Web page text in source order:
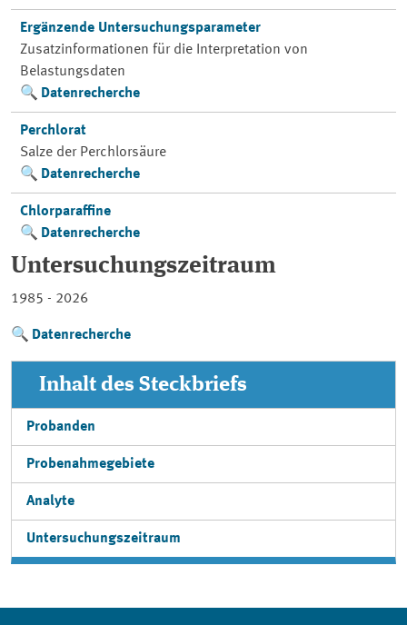
Ergänzende Untersuchungsparameter
Zusatzinformationen für die Interpretation von
Belastungsdaten
Datenrecherche
Perchlorat
Salze der Perchlorsäure
Datenrecherche
Chlorparaffine
Datenrecherche
Untersuchungszeitraum
1985 - 2026
Datenrecherche
Inhalt des Steckbriefs
Probanden
Probenahmegebiete
Analyte
Untersuchungszeitraum